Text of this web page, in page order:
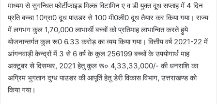
माध्यम से सुगन्धित फोर्टीफाइड मिल्क विटामिन ए व डी युक्त दूध सप्ताह में 4 दिन
प्रति बच्चा 10ग्रा0 दूध पाउडर से 100 मी0ली0 दूध तैयार कर किया गया। राज्य
में लगभग कुल 1,70,000 लाभार्थी बच्चों को प्रतिमाह लाभान्वित करते हुये
योजनान्तर्गत कुल रू0 6.33 करोड़ का व्यय किया गया। वित्तीय वर्ष 2021-22 में
आंगनवाड़ी केन्द्रों में 3 से 6 वर्ष के कुल 256199 बच्चों के उपयोगार्थ माह
अक्टूबर से दिसम्बर, 2021 हेतु कुल रू० 4,33,33,000/- की धनराशि का
अग्रिम भुगतान दुग्ध पाउडर की आपूर्ति हेतु डेरी विकास विभाग, उत्तराखण्ड को
किया गया।